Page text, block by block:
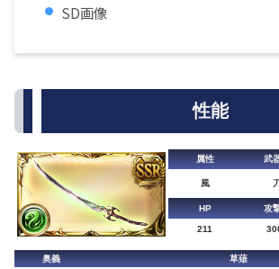
SD画像
性能
属性 武
風
HP 攻
211
奥義 草薙